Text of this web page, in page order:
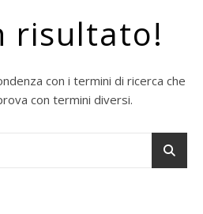
risultato!
con i termini di ricerca che
con termini diversi.